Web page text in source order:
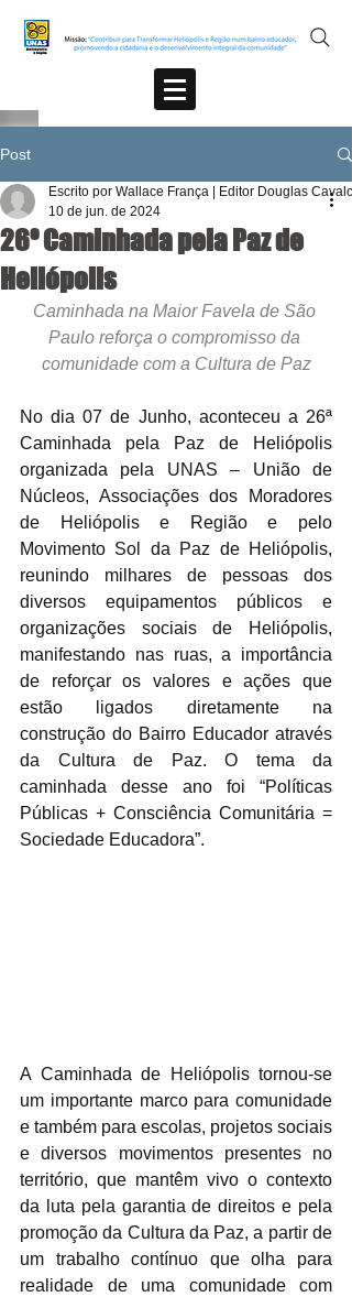
Post
26º Caminhada pela Paz de
Heliópolis
Escrito por Wallace França | Editor Douglas
10 de jun. de 2024
Caminhada na Maior Favela de São
Paulo reforça o compromisso da
comunidade com a Cultura de Paz
No dia 07 de Junho, aconteceu a 26ª
Caminhada pela Paz de Heliópolis
organizada pela UNAS – União de
Núcleos, Associações dos Moradores
de Heliópolis e Região e pelo
Movimento Sol da Paz de Heliópolis,
reunindo milhares de pessoas dos
diversos equipamentos públicos e
organizações sociais de Heliópolis,
manifestando nas ruas, a importância
de reforçar os valores e ações que
estão ligados diretamente na
construção do Bairro Educador através
da Cultura de Paz. O tema da
caminhada desse ano foi “Políticas
Públicas + Consciência Comunitária =
Sociedade Educadora”.
A Caminhada de Heliópolis tornou-se
um importante marco para comunidade
e também para escolas, projetos sociais
e diversos movimentos presentes no
território, que mantêm vivo o contexto
da luta pela garantia de direitos e pela
promoção da Cultura da Paz, a partir de
um trabalho contínuo que olha para
realidade de uma comunidade com